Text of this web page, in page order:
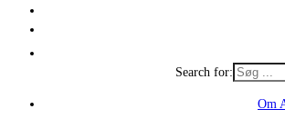
Search for:
Om